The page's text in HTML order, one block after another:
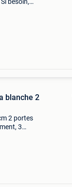
blanche 2
2 portes
3